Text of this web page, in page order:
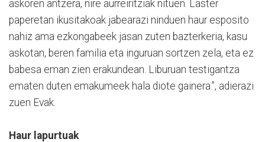
askoren antzera, nire aurreiritziak nituen. Laster
paperetan ikusitakoak jabearazi ninduen haur esposito
nahiz ama ezkongabeek jasan zuten bazterkeria, kasu
askotan, beren familia eta inguruan sortzen zela, eta ez
babesa eman zien erakundean. Liburuan testigantza
ematen duten emakumeek hala diote gainera.”, adierazi
zuen Evak.
Haur lapurtuak